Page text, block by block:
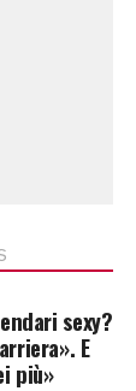
sexy?
E
più»